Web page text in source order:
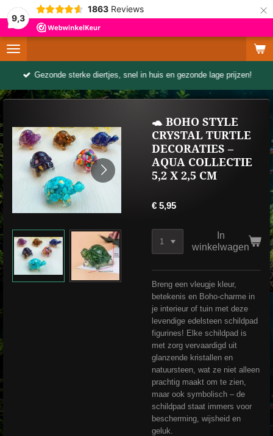
9,3
1863 Reviews ×
Gezonde sterke diertjes, snel in huis en gezonde lage prijzen!
🐢 BOHO STYLE
CRYSTAL TURTLE
DECORATIES –
AQUA COLLECTIE
5,2 X 2,5 CM
€ 5,95
In
winkelwagen
Breng een vleugje kleur,
betekenis en Boho-charme in
je interieur of tuin met deze
levendige edelsteen schildpad
figurines! Elke schildpad is
met zorg vervaardigd uit
glanzende kristallen en
natuursteen, wat ze niet alleen
prachtig maakt om te zien,
maar ook symbolisch – de
schildpad staat immers voor
bescherming, wijsheid en
geluk.